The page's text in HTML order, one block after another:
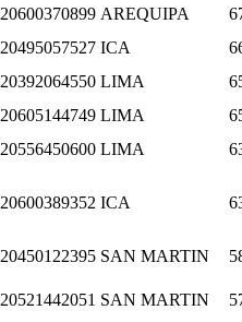
20600370899 AREQUIPA
20495057527 ICA
20392064550 LIMA
20605144749 LIMA
20556450600 LIMA
20600389352 ICA
20450122395 SAN MARTIN
20521442051 SAN MARTIN